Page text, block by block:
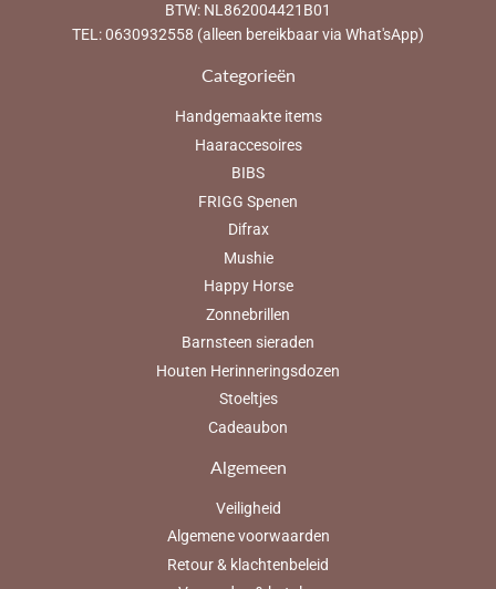
BTW: NL862004421B01
TEL: 0630932558 (alleen bereikbaar via What'sApp)
Categorieën
Handgemaakte items
Haaraccesoires
BIBS
FRIGG Spenen
Difrax
Mushie
Happy Horse
Zonnebrillen
Barnsteen sieraden
Houten Herinneringsdozen
Stoeltjes
Cadeaubon
Algemeen
Veiligheid
Algemene voorwaarden
Retour & klachtenbeleid